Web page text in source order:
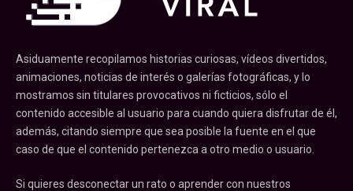
Asiduamente recopilamos historias curiosas, vídeos divertidos,
animaciones, noticias de interés o galerías fotográficas, y lo
mostramos sin titulares provocativos ni ficticios, sólo el
contenido accesible al usuario para cuando quiera disfrutar de él,
además, citando siempre que sea posible la fuente en el que
caso de que el contenido pertenezca a otro medio o usuario.
Si quieres desconectar un rato o aprender con nuestros